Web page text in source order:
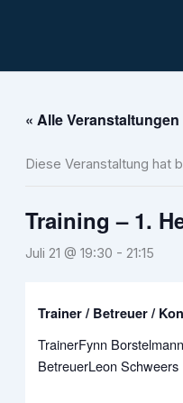
« Alle Veranstaltungen
Diese Veranstaltung hat
Training – 1.
Juli 21 @ 19:30 - 21:15
Trainer / Betreuer /
TrainerFynn Borstelmann
BetreuerLeon Schweers